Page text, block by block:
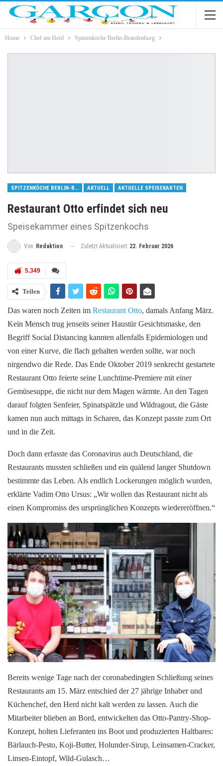
Home Chef am Herd Spitzenköche Berlin-Brandenburg
SPITZENKÖCHE BERLIN-BRANDENBURG AKTUELL AKTUELLE SPEISEKARTEN
Restaurant Otto erfindet sich neu
Speisekammer eines Spitzenkochs
Von Redaktion Zuletzt Aktualisiert 22. Februar 2026
5.349
Teilen
Das waren noch Zeiten im Restaurant Otto, damals Anfang März.
Kein Mensch trug jenseits seiner Haustür Gesichtsmaske, den
Begriff Social Distancing kannten allenfalls Epidemiologen und
von einer Kurve, die flach gehalten werden sollte, war noch
nirgendwo die Rede. Das Ende Oktober 2019 senkrecht gestartete
Restaurant Otto feierte seine Lunchtime-Premiere mit einer
Gemüsesuppe, die nicht nur dem Magen wärmte. An den Tagen
darauf folgten Senfeier, Spinatspätzle und Wildragout, die Gäste
kamen nun auch mittags in Scharen, das Konzept passte zum Ort
und in die Zeit.
Doch dann erfasste das Coronavirus auch Deutschland, die
Restaurants mussten schließen und ein quälend langer Shutdown
bestimmte das Leben. Als endlich Lockerungen möglich wurden,
erklärte Vadim Otto Ursus: „Wir wollen das Restaurant nicht als
einen Kompromiss des ursprünglichen Konzepts wiedereröffnen.“
Bereits wenige Tage nach der coronabedingten Schließung seines
Restaurants am 15. März entschied der 27 jährige Inhaber und
Küchenchef, den Herd nicht kalt werden zu lassen. Auch die
Mitarbeiter blieben an Bord, entwickelten das Otto-Pantry-Shop-
Konzept, holten Lieferanten ins Boot und produzierten Haltbares:
Bärlauch-Pesto, Koji-Butter, Holunder-Sirup, Leinsamen-Cracker,
Linsen-Eintopf, Wild-Gulasch…